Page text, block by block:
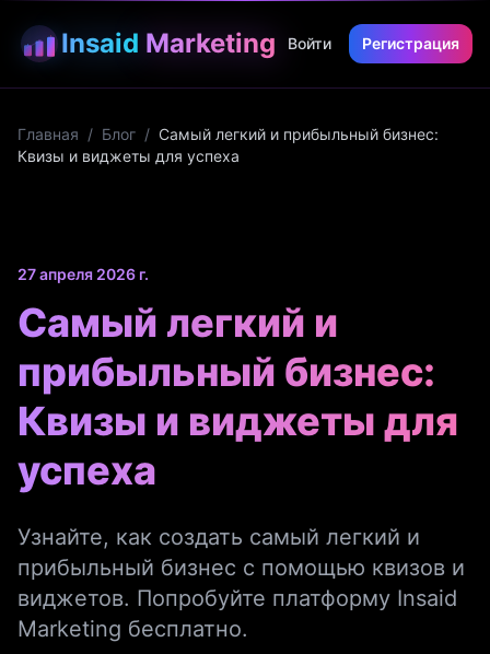
Insaid Marketing Войти Регистрация
Главная / Блог / Самый легкий и прибыльный бизнес:
Квизы и виджеты для успеха
27 апреля 2026 г.
Самый легкий и
прибыльный бизнес:
Квизы и виджеты для
успеха
Узнайте, как создать самый легкий и
прибыльный бизнес с помощью квизов и
виджетов. Попробуйте платформу Insaid
Marketing бесплатно.